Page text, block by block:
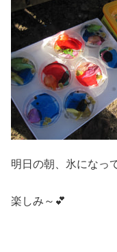
明日の朝、氷になっ
楽しみ～💕